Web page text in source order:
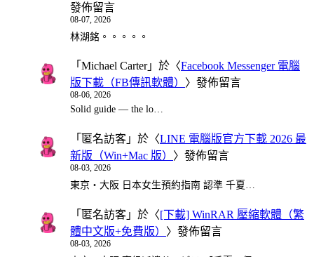
發佈留言
08-07, 2026
林湖銘。。。。。
「 Michael Carter」於〈Facebook Messenger 電腦
版下載（FB傳訊軟體） 〉發佈留言
08-06, 2026
Solid guide — the lo…
「 匿名訪客 」於〈LINE 電腦版官方下載 2026 最
新版（Win+Mac 版） 〉發佈留言
08-03, 2026
東京・大阪 日本女生預約指南 認準 千夏…
「 匿名訪客 」於〈[下載] WinRAR 壓縮軟體（繁
體中文版+免費版） 〉發佈留言
08-03, 2026